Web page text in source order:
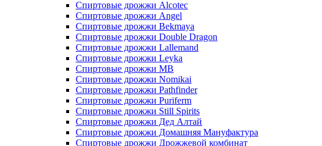
Спиртовые дрожжи Alcotec
Спиртовые дрожжи Angel
Спиртовые дрожжи Bekmaya
Спиртовые дрожжи Double Dragon
Спиртовые дрожжи Lallemand
Спиртовые дрожжи Leyka
Спиртовые дрожжи MB
Спиртовые дрожжи Nomikai
Спиртовые дрожжи Pathfinder
Спиртовые дрожжи Puriferm
Спиртовые дрожжи Still Spirits
Спиртовые дрожжи Дед Алтай
Спиртовые дрожжи Домашняя Мануфактура
Спиртовые дрожжи Дрожжевой комбинат